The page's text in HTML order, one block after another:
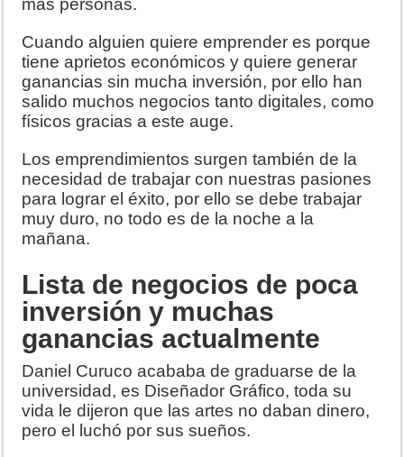
más personas.
Cuando alguien quiere emprender es porque
tiene aprietos económicos y quiere generar
ganancias sin mucha inversión, por ello han
salido muchos negocios tanto digitales, como
físicos gracias a este auge.
Los emprendimientos surgen también de la
necesidad de trabajar con nuestras pasiones
para lograr el éxito, por ello se debe trabajar
muy duro, no todo es de la noche a la
mañana.
Lista de negocios de poca
inversión y muchas
ganancias actualmente
Daniel Curuco acababa de graduarse de la
universidad, es Diseñador Gráfico, toda su
vida le dijeron que las artes no daban dinero,
pero el luchó por sus sueños.